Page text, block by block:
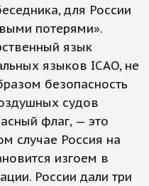
для России
потерями».
язык
языков ICAO, не
безопасность
судов
флаг, — это
случае Россия на
изгоем в
России дали три